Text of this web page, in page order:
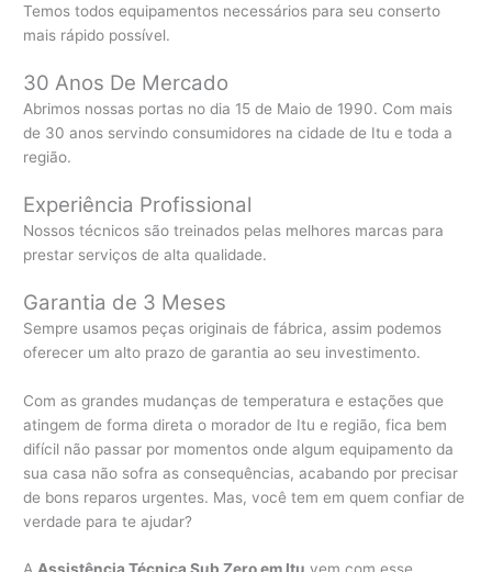
Temos todos equipamentos necessários para seu conserto
mais rápido possível.
30 Anos De Mercado
Abrimos nossas portas no dia 15 de Maio de 1990. Com mais
de 30 anos servindo consumidores na cidade de Itu e toda a
região.
Experiência Profissional
Nossos técnicos são treinados pelas melhores marcas para
prestar serviços de alta qualidade.
Garantia de 3 Meses
Sempre usamos peças originais de fábrica, assim podemos
oferecer um alto prazo de garantia ao seu investimento.
Com as grandes mudanças de temperatura e estações que
atingem de forma direta o morador de Itu e região, fica bem
difícil não passar por momentos onde algum equipamento da
sua casa não sofra as consequências, acabando por precisar
de bons reparos urgentes. Mas, você tem em quem confiar de
verdade para te ajudar?